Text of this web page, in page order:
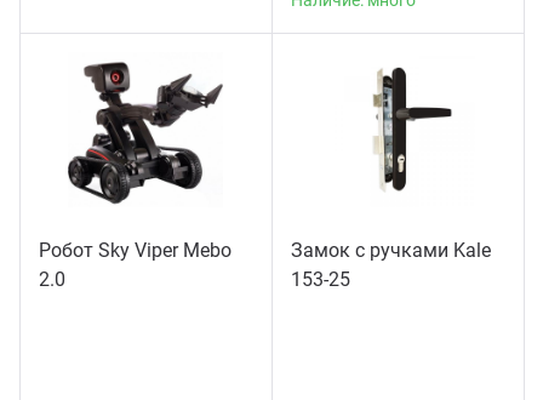
Робот Sky Viper Mebo
2.0
Замок с ручками Kale
153-25